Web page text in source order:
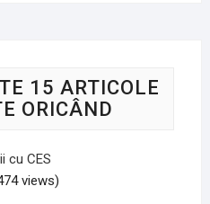
15 ARTICOLE
ORICÂND
cu CES
views)